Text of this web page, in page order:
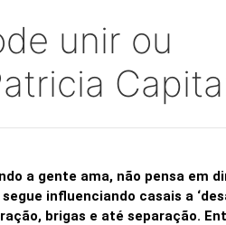
unir ou
a gente ama, não pensa em
segue influenciando casais a
brigas e até separação.